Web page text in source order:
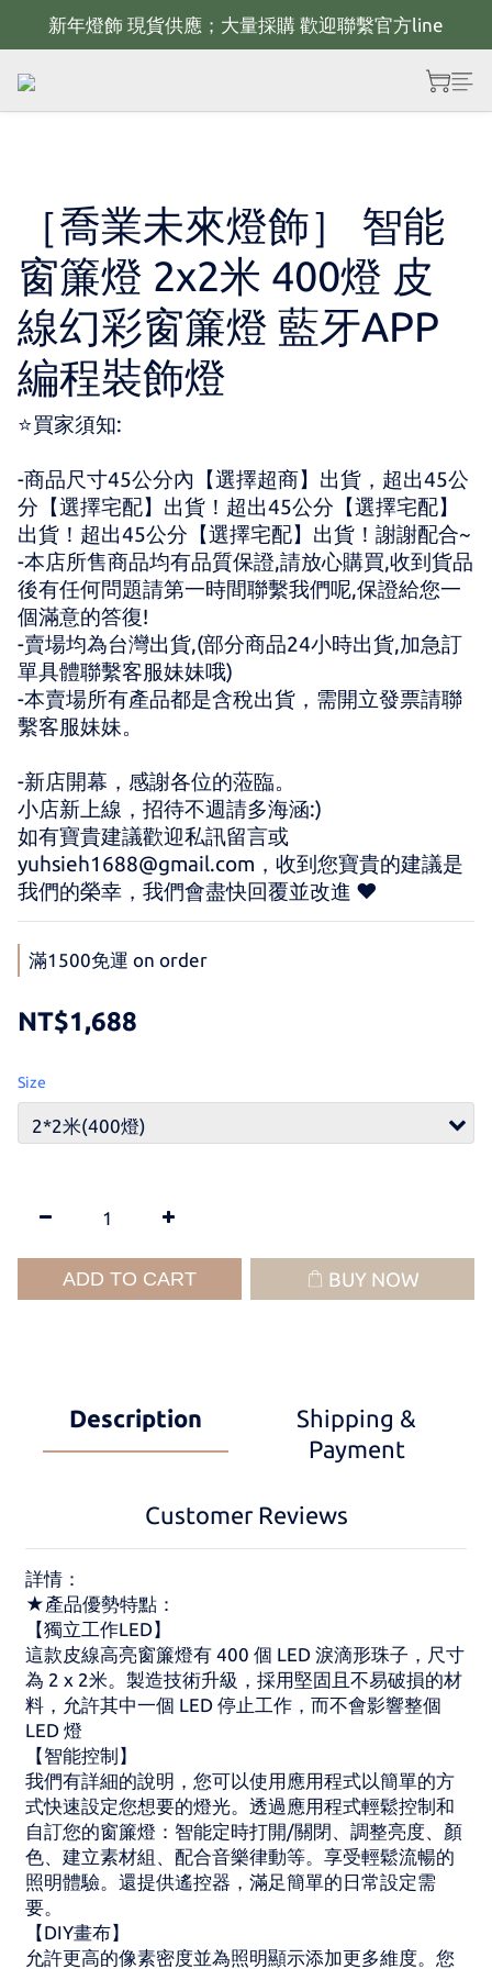
新年佈置規劃 歡迎聯繫官方LINE~
新年燈飾 現貨供應；大量採購 歡迎聯繫官方line
全館滿2000 現折100；最高可回饋10%購物金
［喬業未來燈飾］ 智能
窗簾燈 2x2米 400燈 皮
線幻彩窗簾燈 藍牙APP
編程裝飾燈
⭐買家須知:
-商品尺寸45公分內【選擇超商】出貨，超出45公
分【選擇宅配】出貨！超出45公分【選擇宅配】
出貨！超出45公分【選擇宅配】出貨！謝謝配合~
-本店所售商品均有品質保證,請放心購買,收到貨品
後有任何問題請第一時間聯繫我們呢,保證給您一
個滿意的答復!
-賣場均為台灣出貨,(部分商品24小時出貨,加急訂
單具體聯繫客服妹妹哦)
-本賣場所有產品都是含稅出貨，需開立發票請聯
繫客服妹妹。
-新店開幕，感謝各位的蒞臨。
小店新上線，招待不週請多海涵:)
如有寶貴建議歡迎私訊留言或
yuhsieh1688@gmail.com，收到您寶貴的建議是
我們的榮幸，我們會盡快回覆並改進 ♥
滿1500免運 on order
NT$1,688
Size
ADD TO CART BUY NOW
Description
Shipping &
Payment
Customer Reviews
詳情：
★產品優勢特點：
【獨立工作LED】
這款皮線高亮窗簾燈有 400 個 LED 淚滴形珠子，尺寸
為 2 x 2米。製造技術升級，採用堅固且不易破損的材
料，允許其中一個 LED 停止工作，而不會影響整個
LED 燈
【智能控制】
我們有詳細的說明，您可以使用應用程式以簡單的方
式快速設定您想要的燈光。透過應用程式輕鬆控制和
自訂您的窗簾燈：智能定時打開/關閉、調整亮度、顏
色、建立素材組、配合音樂律動等。享受輕鬆流暢的
照明體驗。還提供遙控器，滿足簡單的日常設定需
要。
【DIY畫布】
允許更高的像素密度並為照明顯示添加更多維度。您